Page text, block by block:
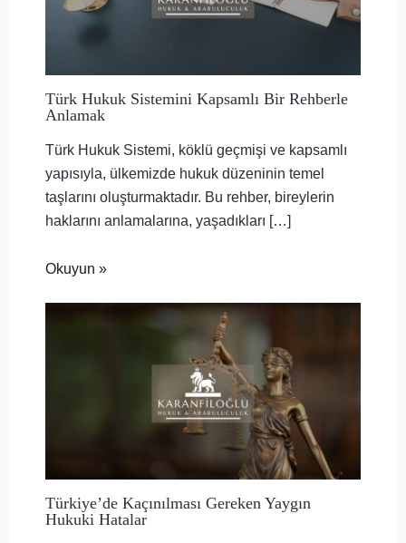
Türk Hukuk Sistemini Kapsamlı Bir Rehberle
Anlamak
Türk Hukuk Sistemi, köklü geçmişi ve kapsamlı
yapısıyla, ülkemizde hukuk düzeninin temel
taşlarını oluşturmaktadır. Bu rehber, bireylerin
haklarını anlamalarına, yaşadıkları […]
Okuyun »
Türkiye’de Kaçınılması Gereken Yaygın
Hukuki Hatalar